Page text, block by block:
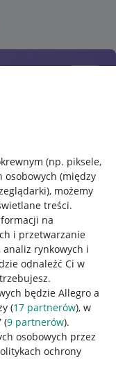
(np. piksele,
osobowych (między
, możemy
treści.
na
i przetwarzanie
rynkowych i
odnaleźć Ci w
będzie Allegro a
(17 partnerów), w
(9 partnerów).
osobowych przez
ochrony